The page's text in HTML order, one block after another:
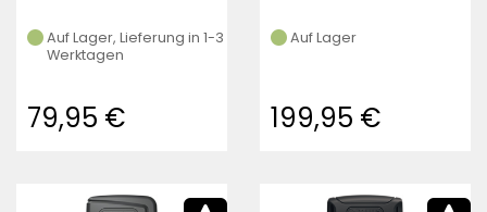
Auf Lager, Lieferung in 1-3
Werktagen
79,95 €
Auf Lager
199,95 €